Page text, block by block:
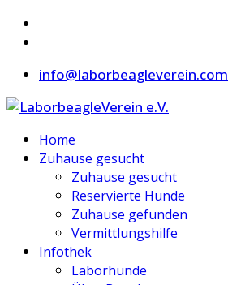
info@laborbeagleverein.com
Home
Zuhause gesucht
Zuhause gesucht
Reservierte Hunde
Zuhause gefunden
Vermittlungshilfe
Infothek
Laborhunde